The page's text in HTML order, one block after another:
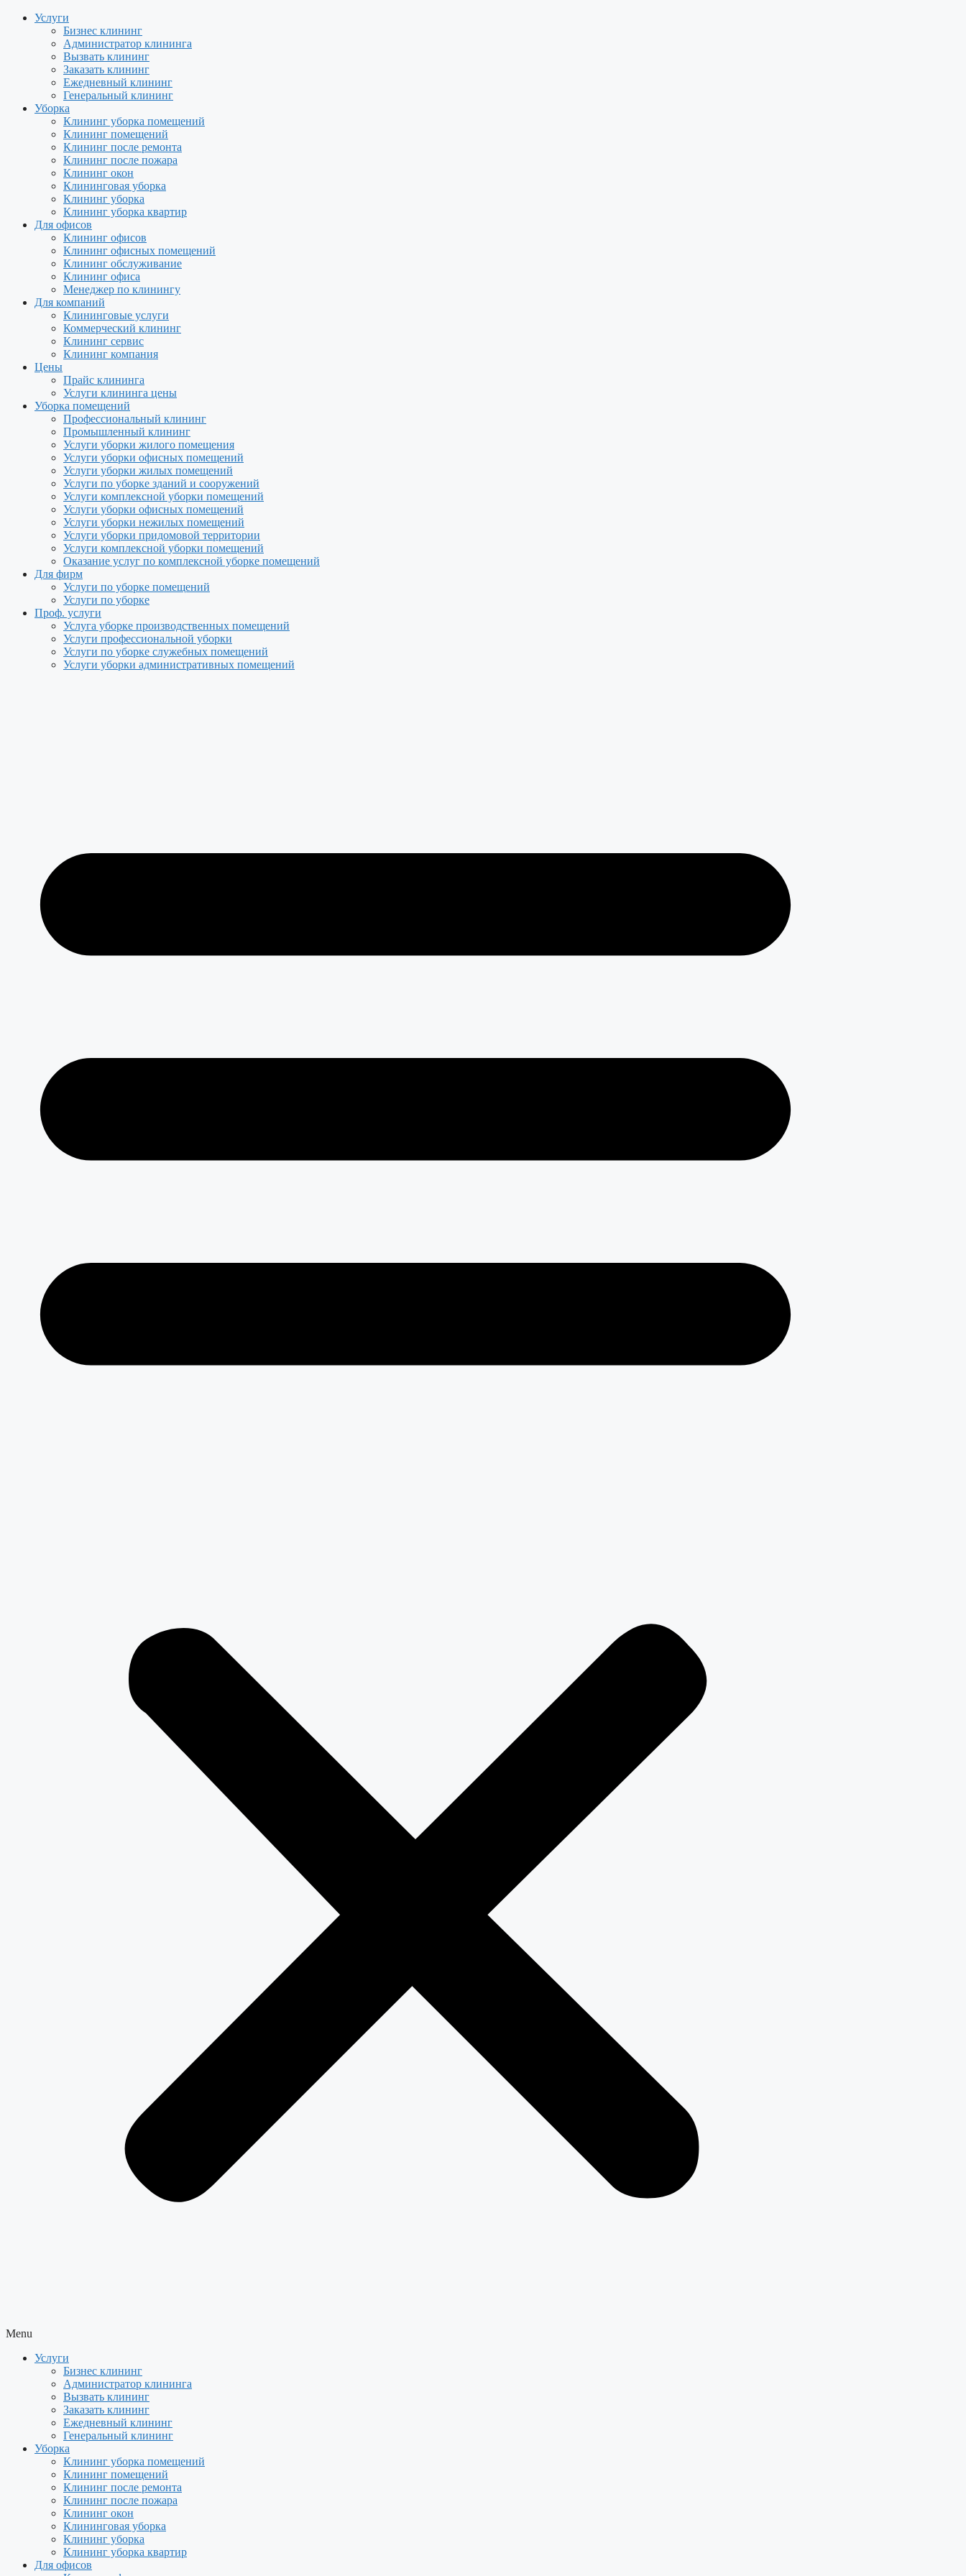
Услуги
Бизнес клининг
Администратор клининга
Вызвать клининг
Заказать клининг
Ежедневный клининг
Генеральный клининг
Уборка
Клининг уборка помещений
Клининг помещений
Клининг после ремонта
Клининг после пожара
Клининг окон
Клининговая уборка
Клининг уборка
Клининг уборка квартир
Для офисов
Клининг офисов
Клининг офисных помещений
Клининг обслуживание
Клининг офиса
Менеджер по клинингу
Для компаний
Клининговые услуги
Коммерческий клининг
Клининг сервис
Клининг компания
Цены
Прайс клининга
Услуги клининга цены
Уборка помещений
Профессиональный клининг
Промышленный клининг
Услуги уборки жилого помещения
Услуги уборки офисных помещений
Услуги уборки жилых помещений
Услуги по уборке зданий и сооружений
Услуги комплексной уборки помещений
Услуги уборки офисных помещений
Услуги уборки нежилых помещений
Услуги уборки придомовой территории
Услуги комплексной уборки помещений
Оказание услуг по комплексной уборке помещений
Для фирм
Услуги по уборке помещений
Услуги по уборке
Проф. услуги
Услуга уборке производственных помещений
Услуги профессиональной уборки
Услуги по уборке служебных помещений
Услуги уборки административных помещений
Menu
Услуги
Бизнес клининг
Администратор клининга
Вызвать клининг
Заказать клининг
Ежедневный клининг
Генеральный клининг
Уборка
Клининг уборка помещений
Клининг помещений
Клининг после ремонта
Клининг после пожара
Клининг окон
Клининговая уборка
Клининг уборка
Клининг уборка квартир
Для офисов